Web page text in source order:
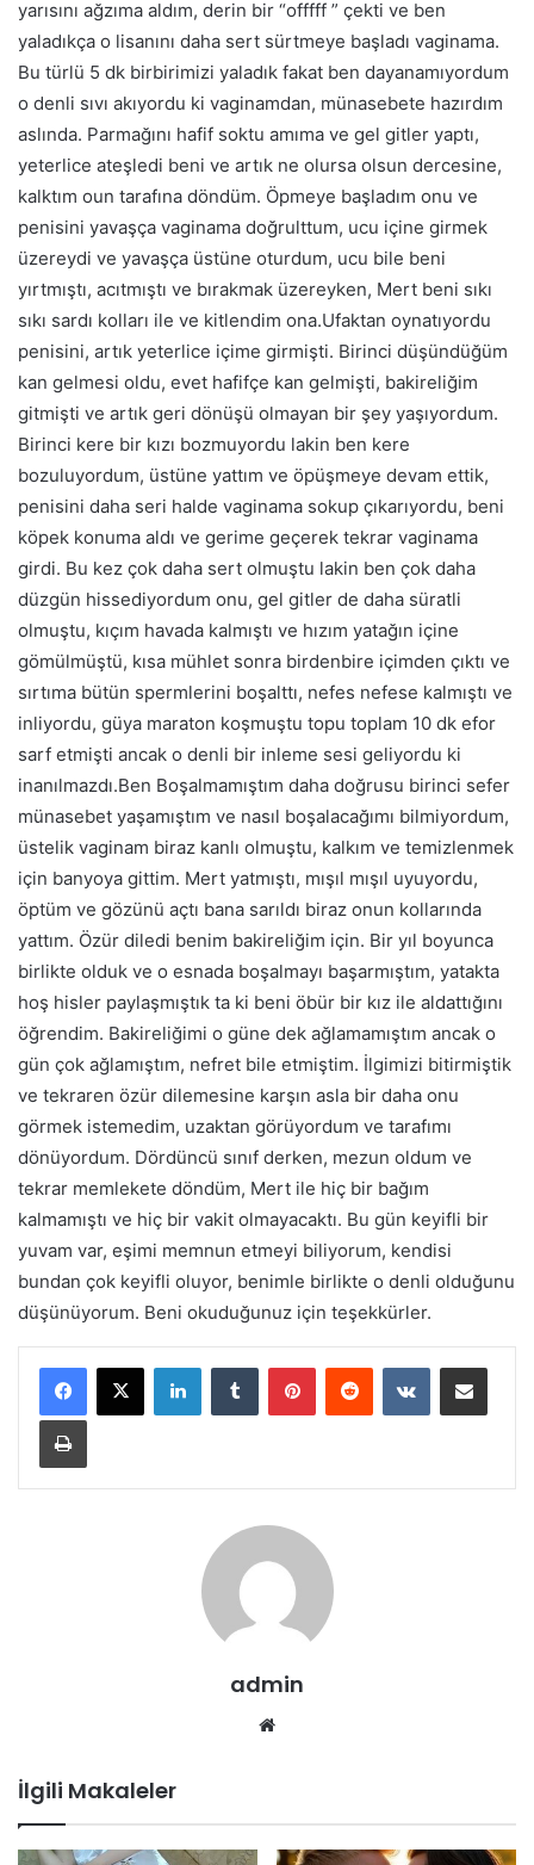
yarısını ağzıma aldım, derin bir “offfff ” çekti ve ben
yaladıkça o lisanını daha sert sürtmeye başladı vaginama.
Bu türlü 5 dk birbirimizi yaladık fakat ben dayanamıyordum
o denli sıvı akıyordu ki vaginamdan, münasebete hazırdım
aslında. Parmağını hafif soktu amıma ve gel gitler yaptı,
yeterlice ateşledi beni ve artık ne olursa olsun dercesine,
kalktım oun tarafına döndüm. Öpmeye başladım onu ve
penisini yavaşça vaginama doğrulttum, ucu içine girmek
üzereydi ve yavaşça üstüne oturdum, ucu bile beni
yırtmıştı, acıtmıştı ve bırakmak üzereyken, Mert beni sıkı
sıkı sardı kolları ile ve kitlendim ona.Ufaktan oynatıyordu
penisini, artık yeterlice içime girmişti. Birinci düşündüğüm
kan gelmesi oldu, evet hafifçe kan gelmişti, bakireliğim
gitmişti ve artık geri dönüşü olmayan bir şey yaşıyordum.
Birinci kere bir kızı bozmuyordu lakin ben kere
bozuluyordum, üstüne yattım ve öpüşmeye devam ettik,
penisini daha seri halde vaginama sokup çıkarıyordu, beni
köpek konuma aldı ve gerime geçerek tekrar vaginama
girdi. Bu kez çok daha sert olmuştu lakin ben çok daha
düzgün hissediyordum onu, gel gitler de daha süratli
olmuştu, kıçım havada kalmıştı ve hızım yatağın içine
gömülmüştü, kısa mühlet sonra birdenbire içimden çıktı ve
sırtıma bütün spermlerini boşalttı, nefes nefese kalmıştı ve
inliyordu, güya maraton koşmuştu topu toplam 10 dk efor
sarf etmişti ancak o denli bir inleme sesi geliyordu ki
inanılmazdı.Ben Boşalmamıştım daha doğrusu birinci sefer
münasebet yaşamıştım ve nasıl boşalacağımı bilmiyordum,
üstelik vaginam biraz kanlı olmuştu, kalkım ve temizlenmek
için banyoya gittim. Mert yatmıştı, mışıl mışıl uyuyordu,
öptüm ve gözünü açtı bana sarıldı biraz onun kollarında
yattım. Özür diledi benim bakireliğim için. Bir yıl boyunca
birlikte olduk ve o esnada boşalmayı başarmıştım, yatakta
hoş hisler paylaşmıştık ta ki beni öbür bir kız ile aldattığını
öğrendim. Bakireliğimi o güne dek ağlamamıştım ancak o
gün çok ağlamıştım, nefret bile etmiştim. İlgimizi bitirmiştik
ve tekraren özür dilemesine karşın asla bir daha onu
görmek istemedim, uzaktan görüyordum ve tarafımı
dönüyordum. Dördüncü sınıf derken, mezun oldum ve
tekrar memlekete döndüm, Mert ile hiç bir bağım
kalmamıştı ve hiç bir vakit olmayacaktı. Bu gün keyifli bir
yuvam var, eşimi memnun etmeyi biliyorum, kendisi
bundan çok keyifli oluyor, benimle birlikte o denli olduğunu
düşünüyorum. Beni okuduğunuz için teşekkürler.
LinkedInTumblr PinterestReddit VKontakteE-Posta ile paylaş
Yazdır
admin
İlgili Makaleler